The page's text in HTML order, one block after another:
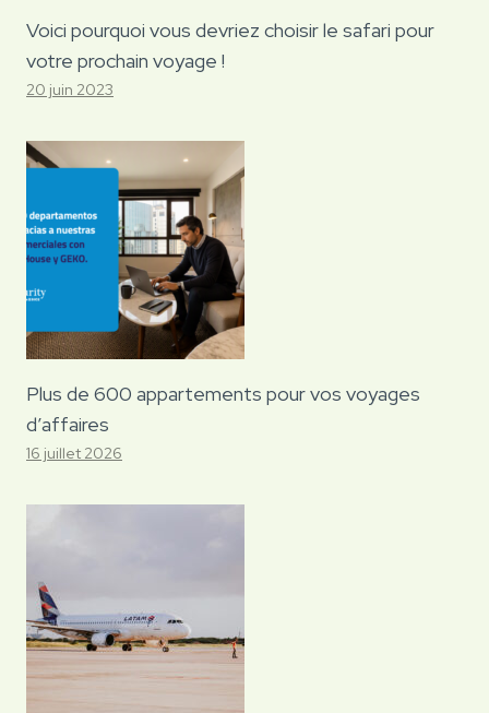
Voici pourquoi vous devriez choisir le safari pour
votre prochain voyage !
20 juin 2023
Plus de 600 appartements pour vos voyages
d’affaires
16 juillet 2026